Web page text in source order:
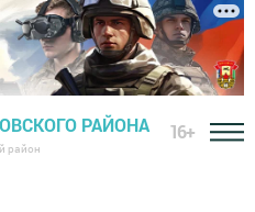
РАЙОНА
район
16+